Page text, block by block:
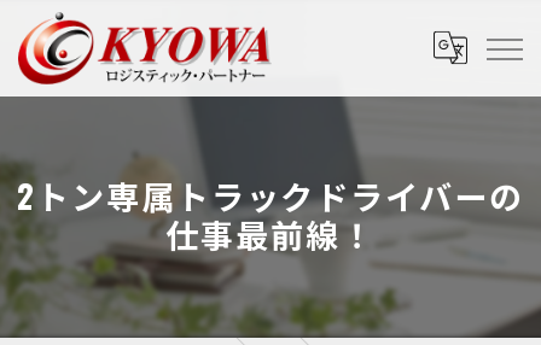
2トン専属トラックドライバーの
仕事最前線！